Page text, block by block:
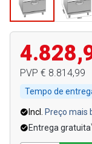
PVP € 8.814,99
Tempo de
Incl.
Preço mais
Entrega gratuita